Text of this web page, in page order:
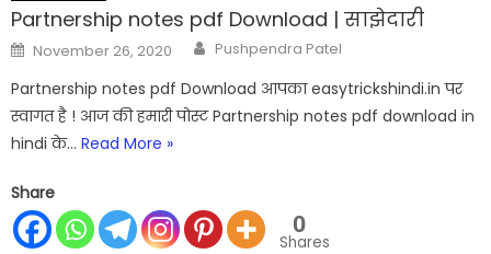
Partnership notes pdf Download | साझेदारी
Posted
on
November 26, 2020 Author
Pushpendra Patel
Partnership notes pdf Download आपका easytrickshindi.in पर
स्वागत है ! आज की हमारी पोस्ट Partnership notes pdf download in
hindi के…Read More »
Share
0
Shares